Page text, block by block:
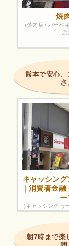
焼
（焼肉店 / バーベ
店
熊本で安心、
さ
キャッシン
｜消費者金
ー
（キャッシング サ
朝7時まで楽